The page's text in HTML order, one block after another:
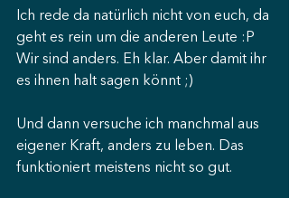
Ich rede da natürlich nicht von euch, da
geht es rein um die anderen Leute :P
Wir sind anders. Eh klar. Aber damit ihr
es ihnen halt sagen könnt ;)
Und dann versuche ich manchmal aus
eigener Kraft, anders zu leben. Das
funktioniert meistens nicht so gut.